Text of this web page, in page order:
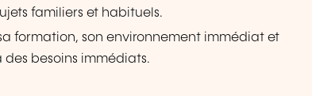
familiers et habituels.
formation, son environnement immédiat et
besoins immédiats.